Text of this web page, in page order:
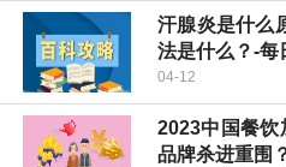
汗腺炎是什么
法是什么？-每
04-12
2023中国餐饮
品牌杀进重围